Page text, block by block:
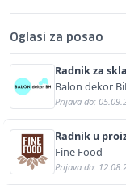
Oglasi za posao
Radnik za
Balon dekor
Prijava do:
Radnik u
Fine Food
Prijava do: